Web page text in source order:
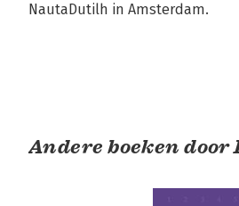
NautaDutilh in Amsterdam.
Andere boeken door